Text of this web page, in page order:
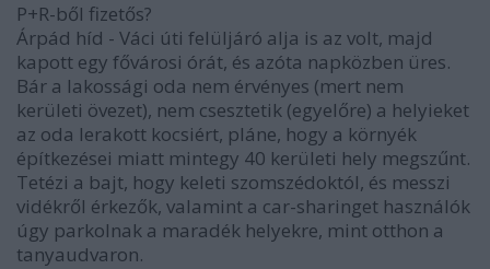
P+R-ből fizetős?
Árpád híd - Váci úti felüljáró alja is az volt, majd
kapott egy fővárosi órát, és azóta napközben üres.
Bár a lakossági oda nem érvényes (mert nem
kerületi övezet), nem csesztetik (egyelőre) a helyieket
az oda lerakott kocsiért, pláne, hogy a környék
építkezései miatt mintegy 40 kerületi hely megszűnt.
Tetézi a bajt, hogy keleti szomszédoktól, és messzi
vidékről érkezők, valamint a car-sharinget használók
úgy parkolnak a maradék helyekre, mint otthon a
tanyaudvaron.